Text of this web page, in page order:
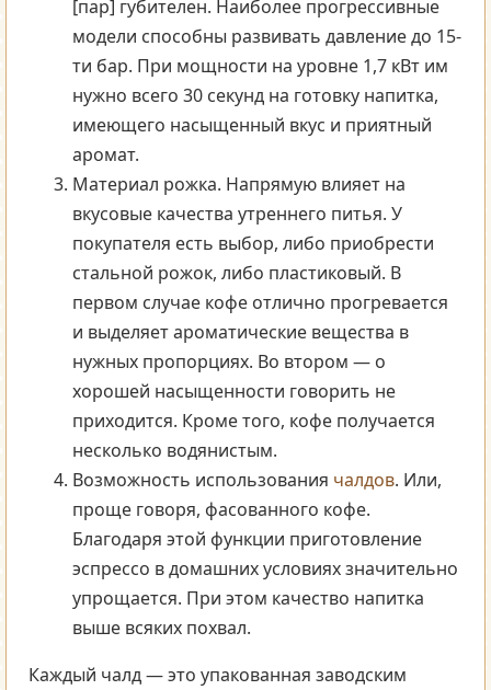
[пар] губителен. Наиболее прогрессивные
модели способны развивать давление до 15-
ти бар. При мощности на уровне 1,7 кВт им
нужно всего 30 секунд на готовку напитка,
имеющего насыщенный вкус и приятный
аромат.
Материал рожка. Напрямую влияет на
вкусовые качества утреннего питья. У
покупателя есть выбор, либо приобрести
стальной рожок, либо пластиковый. В
первом случае кофе отлично прогревается
и выделяет ароматические вещества в
нужных пропорциях. Во втором — о
хорошей насыщенности говорить не
приходится. Кроме того, кофе получается
несколько водянистым.
Возможность использования чалдов. Или,
проще говоря, фасованного кофе.
Благодаря этой функции приготовление
эспрессо в домашних условиях значительно
упрощается. При этом качество напитка
выше всяких похвал.
Каждый чалд — это упакованная заводским